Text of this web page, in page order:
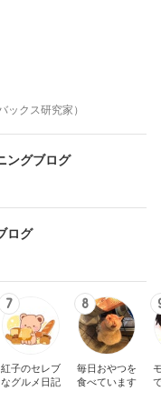
ックス研究家）
ングブログ
ログ
7
紅子のセレブ
なグルメ日記
8
毎日おやつを
食べています